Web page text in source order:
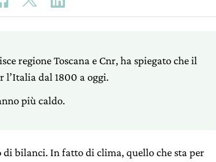
regione Toscana e Cnr, ha spiegato che il
l’Italia dal 1800 a oggi.
più caldo.
di bilanci. In fatto di clima, quello che sta per